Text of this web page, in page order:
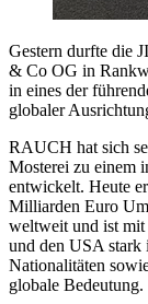
Gestern durfte die
& Co OG in
in eines der
globaler
RAUCH hat sich
Mosterei zu einem
entwickelt. Heute
Milliarden Euro
weltweit und ist mit
und den USA stark
Nationalitäten
globale Bedeutung.